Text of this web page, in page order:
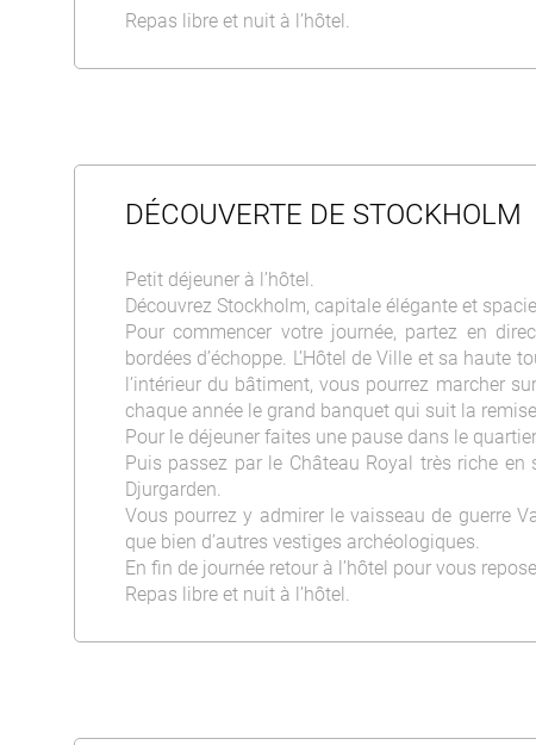
Repas libre et nuit à l’hôtel.
DÉCOUVERTE DE STOCKHOLM
Petit déjeuner à l’hôtel.
Découvrez Stockholm, capitale élégante et
Pour commencer votre journée, partez en
bordées d’échoppe. L’Hôtel de Ville et sa
l’intérieur du bâtiment, vous pourrez marcher
chaque année le grand banquet qui suit la
Pour le déjeuner faites une pause dans le
Puis passez par le Château Royal très riche
Djurgarden.
Vous pourrez y admirer le vaisseau de guerre
que bien d’autres vestiges archéologiques.
En fin de journée retour à l’hôtel pour vous
Repas libre et nuit à l’hôtel.